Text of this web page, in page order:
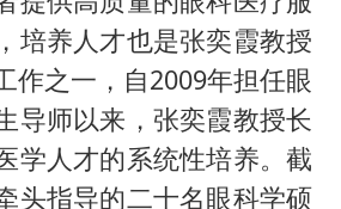
培养人才也是张奕霞教授
作之一，自2009年担任眼
导师以来，张奕霞教授长
学人才的系统性培养。截
头指导的二十名眼科学硕